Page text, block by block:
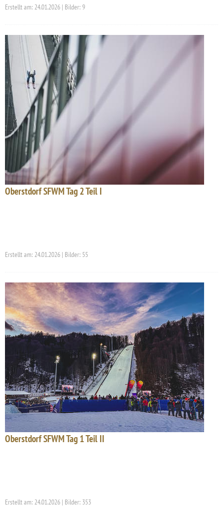
Erstellt am: 24.01.2026 | Bilder: 9
Oberstdorf SFWM Tag 2 Teil I
Erstellt am: 24.01.2026 | Bilder: 55
Oberstdorf SFWM Tag 1 Teil II
Erstellt am: 24.01.2026 | Bilder: 353